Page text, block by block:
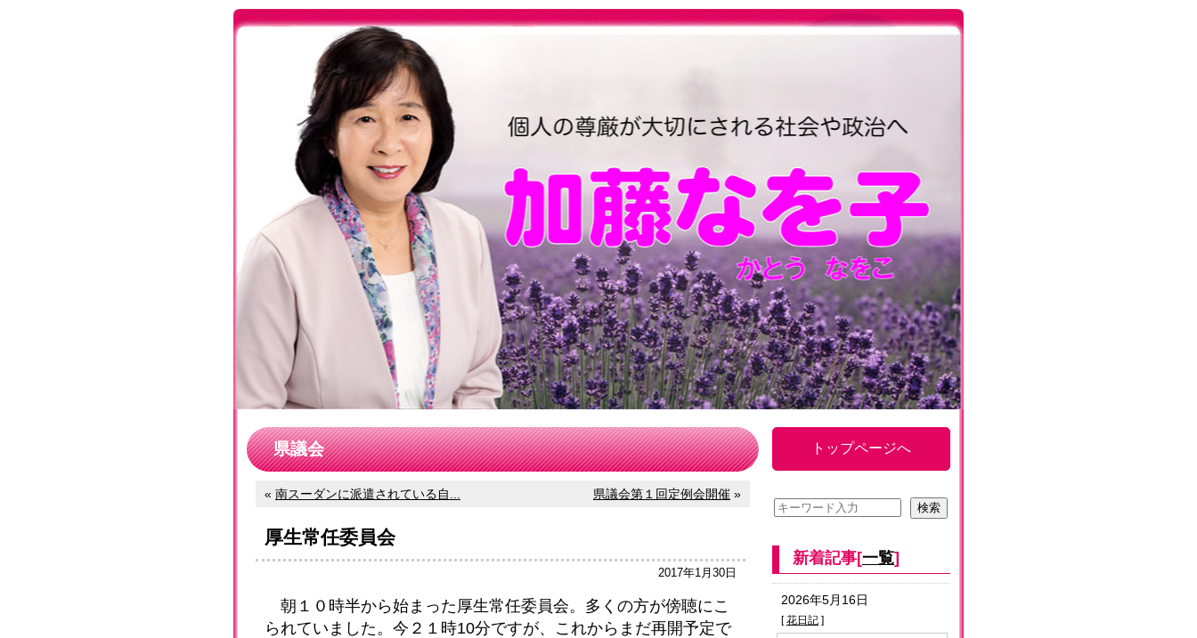
県議会
« 南スーダンに派遣されている自... 県議会第１回定例会開催 »
厚生常任委員会
2017年1月30日
朝１０時半から始まった厚生常任委員会。多くの方が傍聴にこ
られていました。今２１時10分ですが、これからまだ再開予定で
トップページへ
新着記事[一覧]
2026年5月16日
[花日記 ]